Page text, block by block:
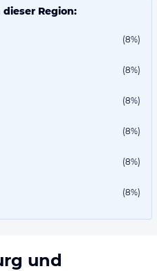
Region:
(8%)
(8%)
(8%)
(8%)
(8%)
(8%)
und